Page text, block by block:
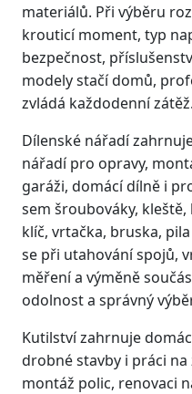
materiálů. Při výběru
krouticí moment, typ
bezpečnost,
modely stačí domů,
zvládá každodenní zátěž.
Dílenské nářadí
nářadí pro opravy,
garáži, domácí dílně i
sem šroubováky,
klíč, vrtačka, bruska,
se při utahování spojů,
měření a výměně
odolnost a správný
Kutilství zahrnuje
drobné stavby i práci
montáž polic, renovaci